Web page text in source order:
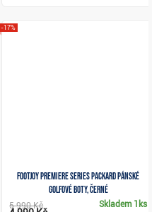
FootJoy Premiere Series Packard pánské
golfové boty, černé
-17%
Skladem 1ks
5 990 Kč